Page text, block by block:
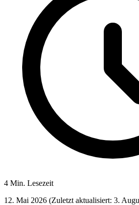
4 Min. Lesezeit
12. Mai 2026 (Zuletzt aktualisiert: 3.